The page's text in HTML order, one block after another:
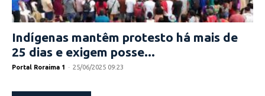
Indígenas mantêm protesto há mais de
25 dias e exigem posse...
Portal Roraima 1 - 25/06/2025 09:23